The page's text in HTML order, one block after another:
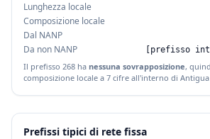
Lunghezza locale
Composizione locale
Dal NANP
Da non NANP [prefisso
Il prefisso 268 ha nessuna sovrapposizione,
composizione locale a 7 cifre all'interno di
Prefissi tipici di rete fissa